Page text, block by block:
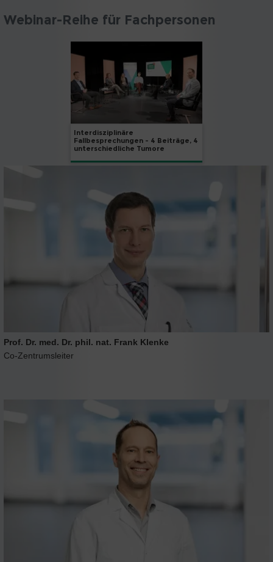
Webinar-Reihe für Fachpersonen
Interdisziplinäre
Fallbesprechungen - 4 Beiträge, 4
unterschiedliche Tumore
Prof. Dr. med. Dr. phil. nat. Frank Klenke
Co-Zentrumsleiter